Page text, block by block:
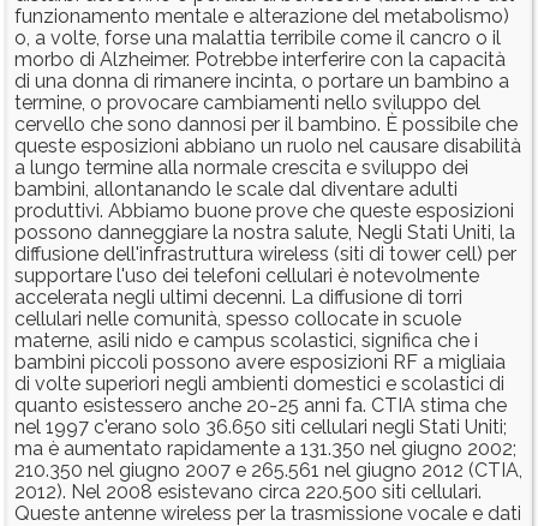
funzionamento mentale e alterazione del metabolismo)
o, a volte, forse una malattia terribile come il cancro o il
morbo di Alzheimer. Potrebbe interferire con la capacità
di una donna di rimanere incinta, o portare un bambino a
termine, o provocare cambiamenti nello sviluppo del
cervello che sono dannosi per il bambino. È possibile che
queste esposizioni abbiano un ruolo nel causare disabilità
a lungo termine alla normale crescita e sviluppo dei
bambini, allontanando le scale dal diventare adulti
produttivi. Abbiamo buone prove che queste esposizioni
possono danneggiare la nostra salute, Negli Stati Uniti, la
diffusione dell'infrastruttura wireless (siti di tower cell) per
supportare l'uso dei telefoni cellulari è notevolmente
accelerata negli ultimi decenni. La diffusione di torri
cellulari nelle comunità, spesso collocate in scuole
materne, asili nido e campus scolastici, significa che i
bambini piccoli possono avere esposizioni RF a migliaia
di volte superiori negli ambienti domestici e scolastici di
quanto esistessero anche 20-25 anni fa. CTIA stima che
nel 1997 c'erano solo 36.650 siti cellulari negli Stati Uniti;
ma è aumentato rapidamente a 131.350 nel giugno 2002;
210.350 nel giugno 2007 e 265.561 nel giugno 2012 (CTIA,
2012). Nel 2008 esistevano circa 220.500 siti cellulari.
Queste antenne wireless per la trasmissione vocale e dati